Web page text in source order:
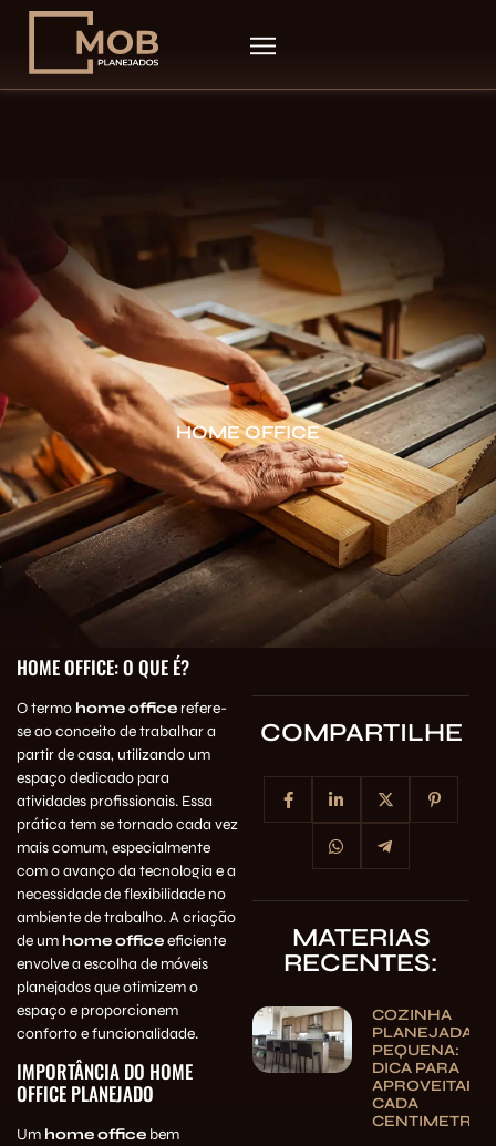
HOME OFFICE
HOME OFFICE: O QUE É?
O termo home office refere-
se ao conceito de trabalhar a
partir de casa, utilizando um
espaço dedicado para
atividades profissionais. Essa
prática tem se tornado cada vez
mais comum, especialmente
com o avanço da tecnologia e a
necessidade de flexibilidade no
ambiente de trabalho. A criação
de um home officeeficiente
envolve a escolha de móveis
planejados que otimizem o
espaço e proporcionem
conforto e funcionalidade.
IMPORTÂNCIA DO HOME
OFFICE PLANEJADO
Um home office bem
COMPARTILHE
MATERIAS
RECENTES:
COZINHA
PLANEJADA
PEQUENA:
DICA PARA
APROVEITAR
CADA
CENTIMETRO